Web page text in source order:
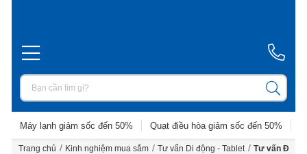
Máy lạnh giảm sốc đến 50% Quạt điều hòa giảm sốc đến 50%
Trang chủ / Kinh nghiệm mua sắm / Tư vấn Di động - Tablet / Tư vấn Điện